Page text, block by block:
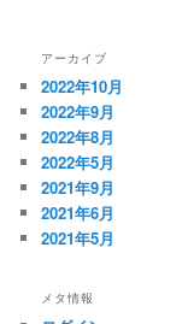
アーカイブ
2022年10月
2022年9月
2022年8月
2022年5月
2021年9月
2021年6月
2021年5月
メタ情報